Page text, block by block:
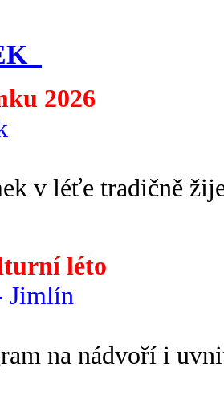
2026
v léťe tradičně
léto
Jimlín
na nádvoří i